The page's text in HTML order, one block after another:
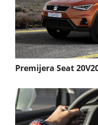
Premijera Seat